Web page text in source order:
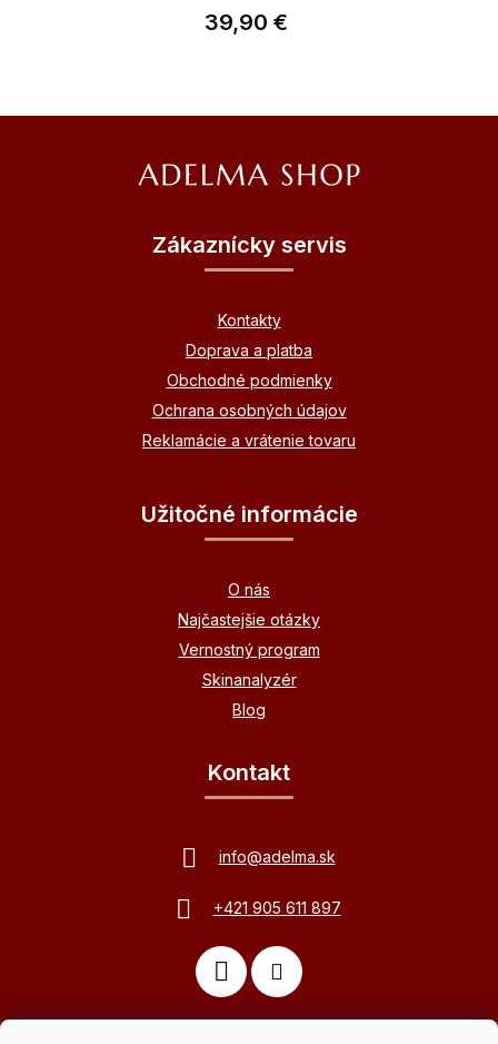
39,90 €
Zákaznícky servis
Kontakty
Doprava a platba
Obchodné podmienky
Ochrana osobných údajov
Reklamácie a vrátenie tovaru
Užitočné informácie
O nás
Najčastejšie otázky
Vernostný program
Skinanalyzér
Blog
Kontakt
info@adelma.sk
+421 905 611 897